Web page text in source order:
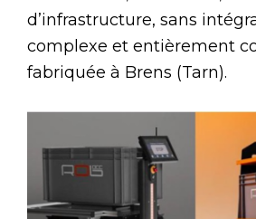
d’infrastructure, sans
complexe et entièrement
fabriquée à Brens (Tarn).